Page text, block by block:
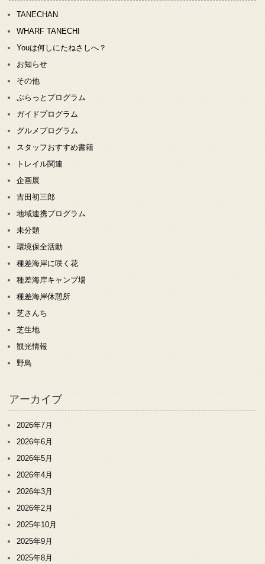
TANECHAN
WHARF TANECHI
Youは何しにたねさしへ？
お知らせ
その他
ぷらっとプログラム
ガイドプログラム
グルメプログラム
スタッフおすすめ書籍
トレイル関連
企画展
吉田初三郎
地域連携プログラム
未分類
環境保全活動
種差海岸に咲く花
種差海岸キャンプ場
種差海岸休憩所
芝さんち
芝生地
観光情報
野鳥
アーカイブ
2026年7月
2026年6月
2026年5月
2026年4月
2026年3月
2026年2月
2025年10月
2025年9月
2025年8月